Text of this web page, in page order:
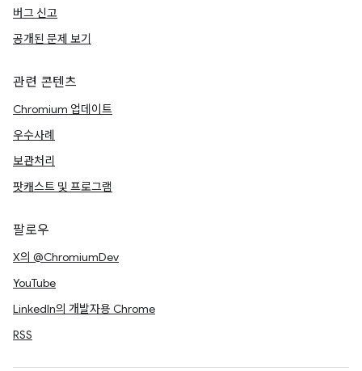
버그 신고
공개된 문제 보기
관련 콘텐츠
Chromium 업데이트
우수사례
보관처리
팟캐스트 및 프로그램
팔로우
X의 @ChromiumDev
YouTube
LinkedIn의 개발자용 Chrome
RSS